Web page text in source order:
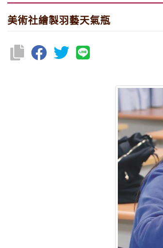
美術社繪製羽藝天氣瓶